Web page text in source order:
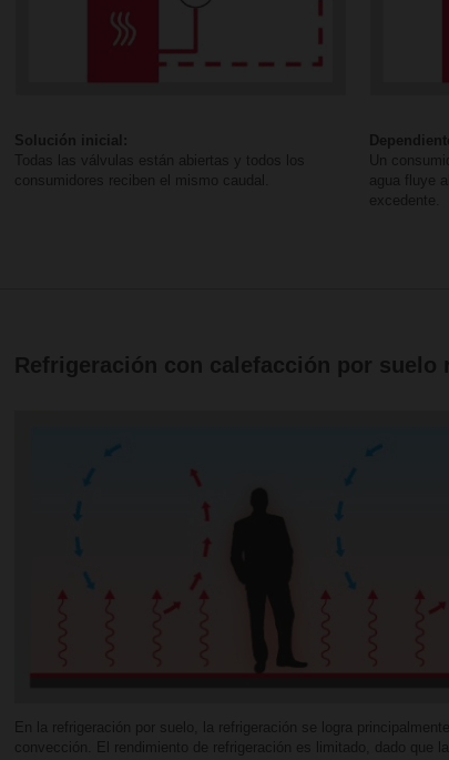
Solución inicial:
Todas las válvulas están abiertas y todos los
consumidores reciben el mismo caudal.
Un
agua fluye
excedente.
Refrigeración con calefacción por suelo
En la refrigeración por suelo
, la refrigeración se logra
convección. El rendimiento de refrigeración es limitado, dado que